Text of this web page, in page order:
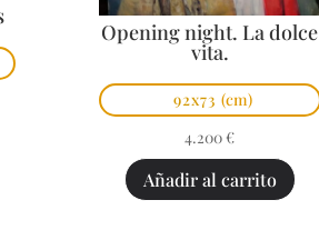
Opening night. La dolce
vita.
92x73 (cm)
4.200 €
Añadir al carrito